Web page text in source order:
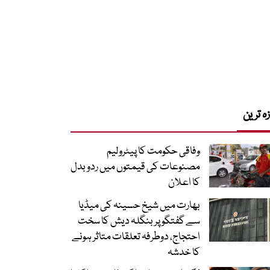
ترین
وفاقی حکومت کا پیٹرولیم
مصنوعات کی قیمتوں میں ردوبدل
کا اعلان
بھارت میں شیخ حسینہ کی میڈیا
سے گفتگو پر بنگلہ دیش کا سخت
احتجاج، دوطرفہ تعلقات متاثر ہونے
کا خدشہ